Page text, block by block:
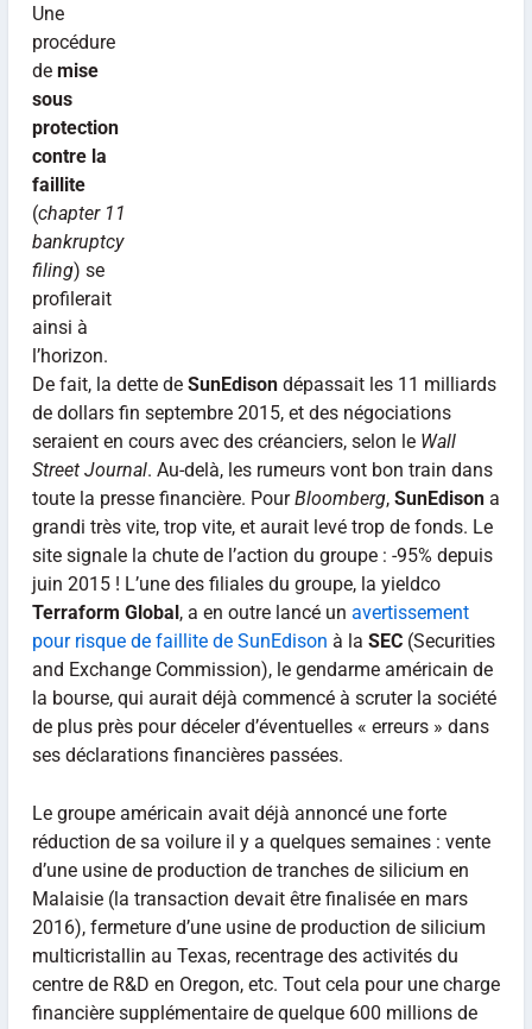
Une
procédure
de mise
sous
protection
contre la
faillite
(chapter 11
bankruptcy
filing) se
profilerait
ainsi à
l’horizon.
De fait, la dette de SunEdisondépassait les 11 milliards
de dollars fin septembre 2015, et des négociations
seraient en cours avec des créanciers, selon le Wall
Street Journal. Au-delà, les rumeurs vont bon train dans
toute la presse financière. PourBloomberg, SunEdisona
grandi très vite, trop vite, et aurait levé trop de fonds. Le
site signale la chute de l’action du groupe : -95% depuis
juin 2015 ! L’une des filiales du groupe, la yieldco
Terraform Global, a en outre lancé un avertissement
pour risque de faillite de SunEdison à la SEC(Securities
and Exchange Commission), le gendarme américain de
la bourse, qui aurait déjà commencé à scruter la société
de plus près pour déceler d’éventuelles « erreurs » dans
ses déclarations financières passées.
Le groupe américain avait déjà annoncé une forte
réduction de sa voilure il y a quelques semaines : vente
d’une usine de production de tranches de silicium en
Malaisie (la transaction devait être finalisée en mars
2016), fermeture d’une usine de production de silicium
multicristallin au Texas, recentrage des activités du
centre de R&D en Oregon, etc. Tout cela pour une charge
financière supplémentaire de quelque 600 millions de